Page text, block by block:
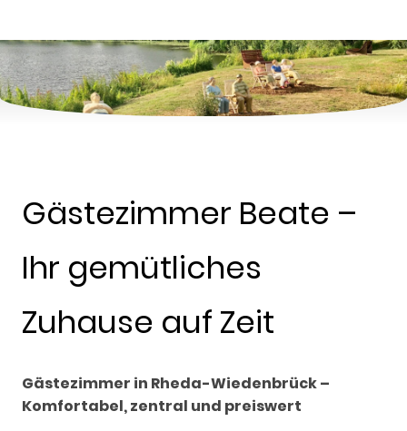
Gästezimmer Beate –
Ihr gemütliches
Zuhause auf Zeit
Gästezimmer in Rheda-Wiedenbrück –
Komfortabel, zentral und preiswert